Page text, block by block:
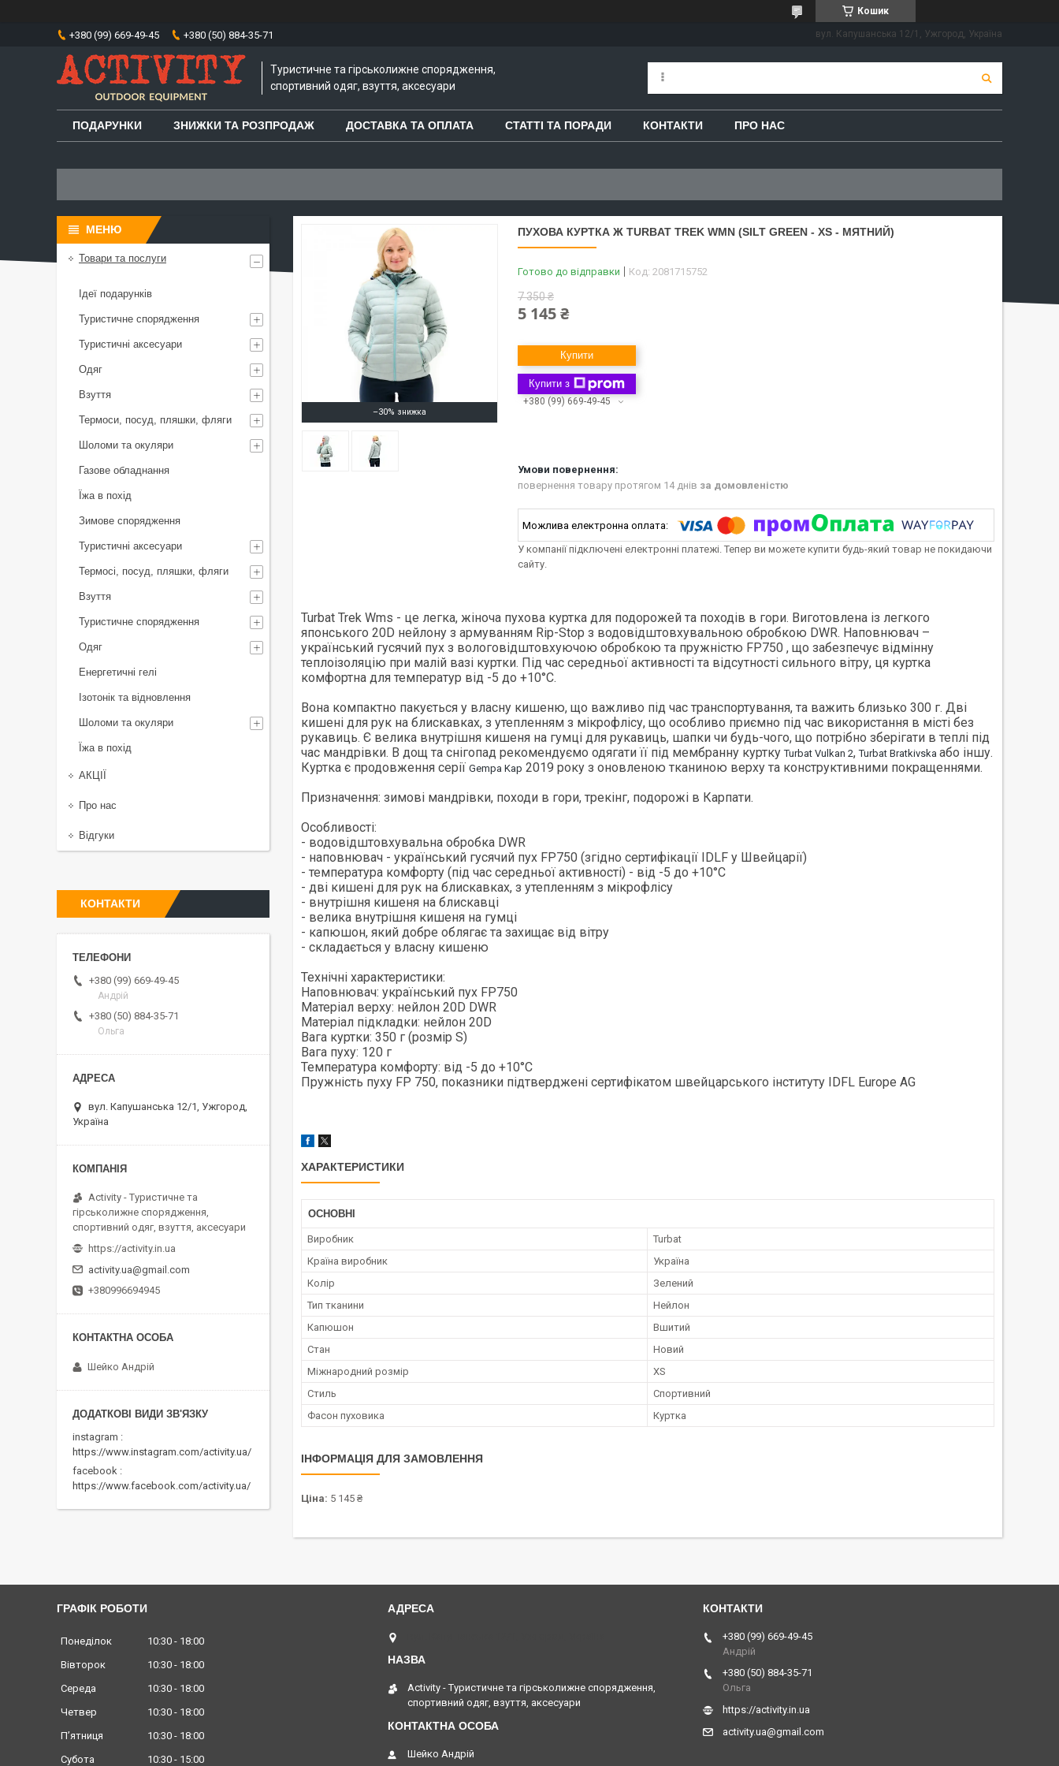
Кошик
+380 (99) 669-49-45 +380 (50) 884-35-71 вул. Капушанська 12/1, Ужгород, Україна
Туристичне та гірськолижне спорядження,
спортивний одяг, взуття, аксесуари
ПОДАРУНКИ ЗНИЖКИ ТА РОЗПРОДАЖ ДОСТАВКА ТА ОПЛАТА СТАТТІ ТА ПОРАДИ КОНТАКТИ ПРО НАС
–30%
ПУХОВА КУРТКА Ж TURBAT TREK WMN (SILT GREEN - XS - МЯТНИЙ)
Готово до відправки Код: 2081715752
7 350 ₴
5 145 ₴
Купити
Купити з
+380 (99) 669-49-45
повернення товару протягом 14 днів за домовленістю
У компанії підключені електронні платежі. Тепер ви можете купити будь-який товар не покидаючи
сайту.
Turbat Trek Wms - це легка, жіноча пухова куртка для подорожей та походів в гори. Виготовлена із легкого
японського 20D нейлону з армуванням Rip-Stop з водовідштовхувальною обробкою DWR. Наповнювач –
український гусячий пух з вологовідштовхуючою обробкою та пружністю FP750 , що забезпечує відмінну
теплоізоляцію при малій вазі куртки. Під час середньої активності та відсутності сильного вітру, ця куртка
комфортна для температур від -5 до +10°C.
Вона компактно пакується у власну кишеню, що важливо під час транспортування, та важить близько 300 г. Дві
кишені для рук на блискавках, з утепленням з мікрофлісу, що особливо приємно під час використання в місті без
рукавиць. Є велика внутрішня кишеня на гумці для рукавиць, шапки чи будь-чого, що потрібно зберігати в теплі під
час мандрівки. В дощ та снігопад рекомендуємо одягати її під мембранну курткуTurbat Vulkan 2,Turbat Bratkivska або іншу.
Куртка є продовження серії Gempa Kap 2019 року з оновленою тканиною верху та конструктивними покращеннями.
Призначення: зимові мандрівки, походи в гори, трекінг, подорожі в Карпати.
Особливості:
- водовідштовхувальна обробка DWR
- наповнювач - український гусячий пух FP750 (згідно сертифікації IDLF у Швейцарії)
- температура комфорту (під час середньої активності) - від -5 до +10°C
- дві кишені для рук на блискавках, з утепленням з мікрофлісу
- внутрішня кишеня на блискавці
- велика внутрішня кишеня на гумці
- капюшон, який добре облягає та захищає від вітру
- складається у власну кишеню
Технічні характеристики:
Наповнювач: український пух FP750
Матеріал верху: нейлон 20D DWR
Матеріал підкладки: нейлон 20D
Вага куртки: 350 г (розмір S)
Вага пуху: 120 г
Температура комфорту: від -5 до +10°C
Пружність пуху FP 750, показники підтверджені сертифікатом швейцарського інституту IDFL Europe AG
ХАРАКТЕРИСТИКИ
ОСНОВНІ
Виробник
Turbat
Країна виробник
Україна
Колір
Зелений
Тип тканини
Нейлон
Капюшон
Вшитий
Стан
Новий
Міжнародний розмір
XS
Стиль
Спортивний
Фасон пуховика
Куртка
ІНФОРМАЦІЯ ДЛЯ ЗАМОВЛЕННЯ
Ціна: 5 145 ₴
Товари та послуги
Ідеї подарунків
Туристичне спорядження
Туристичні аксесуари
Одяг
Взуття
Термоси, посуд, пляшки, фляги
Шоломи та окуляри
Газове обладнання
Їжа в похід
Зимове спорядження
Туристичні аксесуари
Термосі, посуд, пляшки, фляги
Взуття
Туристичне спорядження
Одяг
Енергетичні гелі
Ізотонік та відновлення
Шоломи та окуляри
Їжа в похід
АКЦІЇ
Про нас
Відгуки
КОНТАКТИ
+380 (99) 669-49-45
Андрій
+380 (50) 884-35-71
Ольга
вул. Капушанська 12/1, Ужгород,
Україна
Activity - Туристичне та
гірськолижне спорядження,
спортивний одяг, взуття, аксесуари
https://activity.in.ua
activity.ua@gmail.com
+380996694945
Шейко Андрій
instagram
https://www.instagram.com/activity.ua/
facebook
https://www.facebook.com/activity.ua/
ГРАФІК РОБОТИ
Понеділок 10:30
18:00
Вівторок
10:30
18:00
Середа
10:30
18:00
Четвер
10:30
18:00
Пʼятниця
10:30
18:00
Субота
10:30 15:00
Activity - Туристичне та гірськолижне спорядження,
спортивний одяг, взуття, аксесуари
Шейко Андрій
+380 (99) 669-49-45
Андрій
+380 (50) 884-35-71
Ольга
https://activity.in.ua
activity.ua@gmail.com